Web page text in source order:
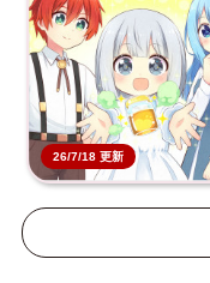
26/7/18 更新